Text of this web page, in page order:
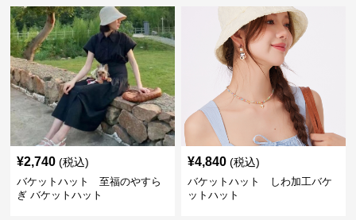
¥2,740 (税込)
バケットハット 至福のやすら
ぎ バケットハット
¥4,840 (税込)
バケットハット しわ加工バケ
ットハット